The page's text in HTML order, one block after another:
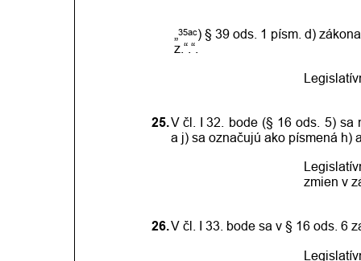
„35ac) § 39 ods. 1 písm. d)
z.“.“.
25.V čl. I 32. bode (§ 16 ods. 5) sa
a j) sa označujú ako písmená h)
zmien v
26.V čl. I 33. bode sa v § 16 ods. 6